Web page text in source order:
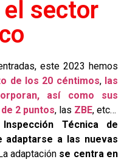
sector
este 2023 hemos
de los 20 céntimos,las
así como sus
de 2 puntos, las ZBE, etc…
Técnica de
adaptarse a las nuevas
adaptación se centra en